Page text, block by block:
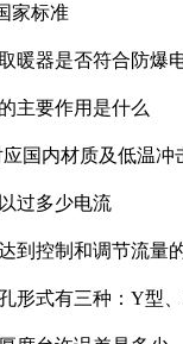
家标准
暖器是否符合防爆
主要作用是什么
应国内材质及低温冲
过多少电流
到控制和调节流量
形式有三种：Y型